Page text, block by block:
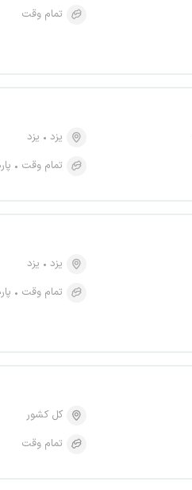
تمام وقت
یزد
یزد
تمام وقت
یزد
یزد
تمام وقت
کل کشور
تمام وقت